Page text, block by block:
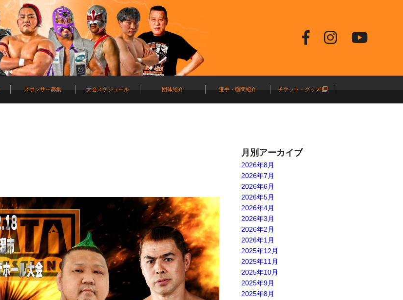
スポンサー募集 大会スケジュール 団体紹介 選手・顧問紹介 チケット・グッズ
月別アーカイブ
2026年8月
2026年7月
2026年6月
2026年5月
2026年4月
2026年3月
2026年2月
2026年1月
2025年12月
2025年11月
2025年10月
2025年9月
2025年8月